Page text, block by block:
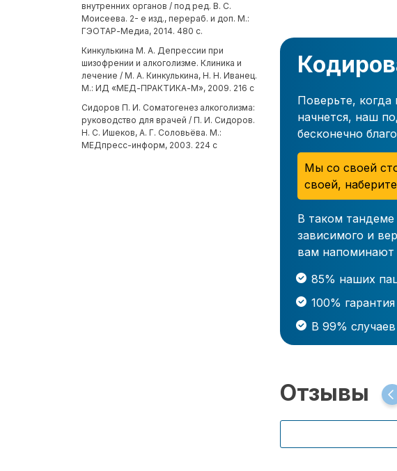
внутренних органов / под ред. В. С.
Моисеева. 2- е изд., перераб. и доп. М.:
ГЭОТАР-Медиа, 2014. 480 с.
Кинкулькина М. А. Депрессии при
шизофрении и алкоголизме. Клиника и
лечение / М. А. Кинкулькина, Н. Н. Иванец.
М.: ИД «МЕД-ПРАКТИКА-М», 2009. 216 с
Сидоров П. И. Соматогенез алкоголизма:
руководство для врачей / П. И. Сидоров.
Н. С. Ишеков, А. Г. Соловьёва. М.:
МЕДпресс-информ, 2003. 224 с
Поверьте,
начнется, наш
бесконечно
Мы со своей
своей,
В таком
зависимого и
вам напоминают
85% наших
100%
В 99%
Отзывы